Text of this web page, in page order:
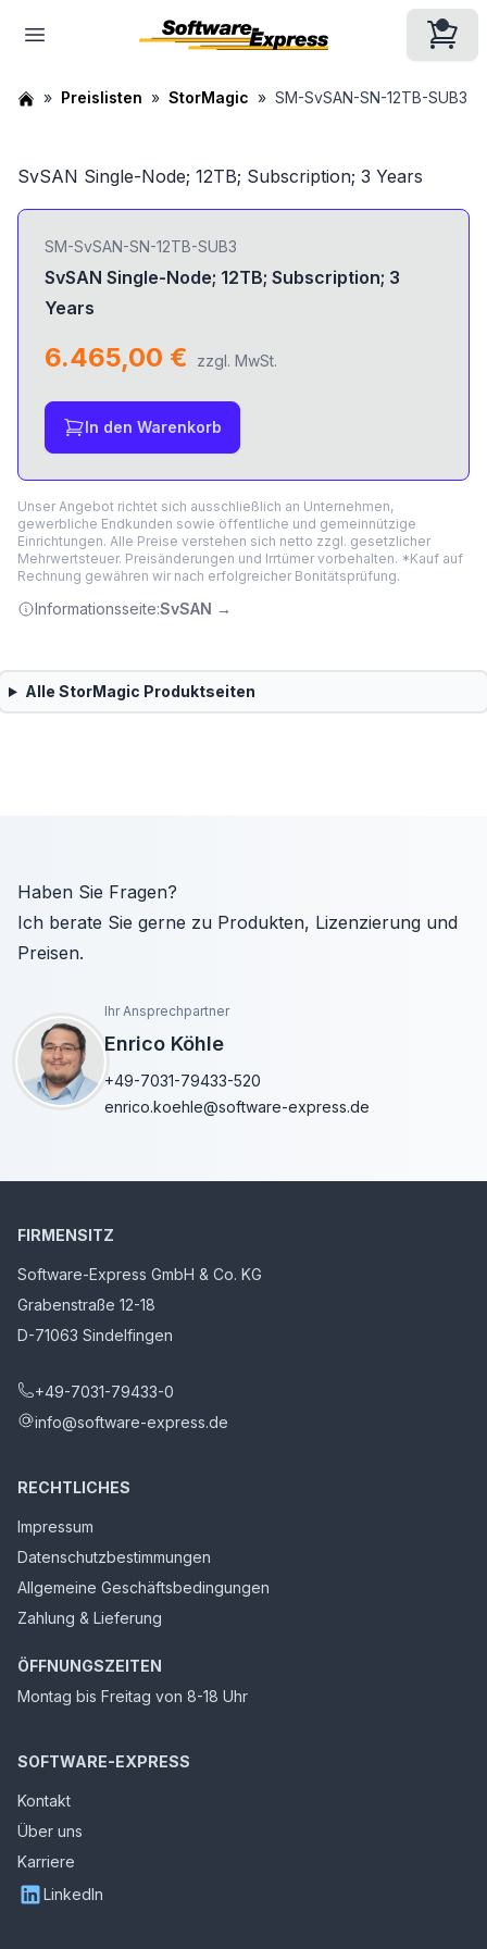
Preislisten StorMagic SM-SvSAN-SN-12TB-SUB3
SvSAN Single-Node; 12TB; Subscription; 3 Years
SM-SvSAN-SN-12TB-SUB3
SvSAN Single-Node; 12TB; Subscription; 3
Years
6.465,00 € zzgl. MwSt.
In den Warenkorb
Unser Angebot richtet sich ausschließlich an Unternehmen,
gewerbliche Endkunden sowie öffentliche und gemeinnützige
Einrichtungen. Alle Preise verstehen sich netto zzgl. gesetzlicher
Mehrwertsteuer. Preisänderungen und Irrtümer vorbehalten. *Kauf auf
Rechnung gewähren wir nach erfolgreicher Bonitätsprüfung.
Informationsseite:SvSAN →
Alle StorMagic Produktseiten
Haben Sie Fragen?
Ich berate Sie gerne zu Produkten, Lizenzierung und
Preisen.
Ihr Ansprechpartner
Enrico Köhle
+49-7031-79433-520
enrico.koehle@software-express.de
FIRMENSITZ
Software-Express GmbH & Co. KG
Grabenstraße 12-18
D-71063 Sindelfingen
+49-7031-79433-0
info@software-express.de
RECHTLICHES
Impressum
Datenschutzbestimmungen
Allgemeine Geschäftsbedingungen
Zahlung & Lieferung
ÖFFNUNGSZEITEN
Montag bis Freitag von 8-18 Uhr
SOFTWARE-EXPRESS
Kontakt
Über uns
Karriere
LinkedIn